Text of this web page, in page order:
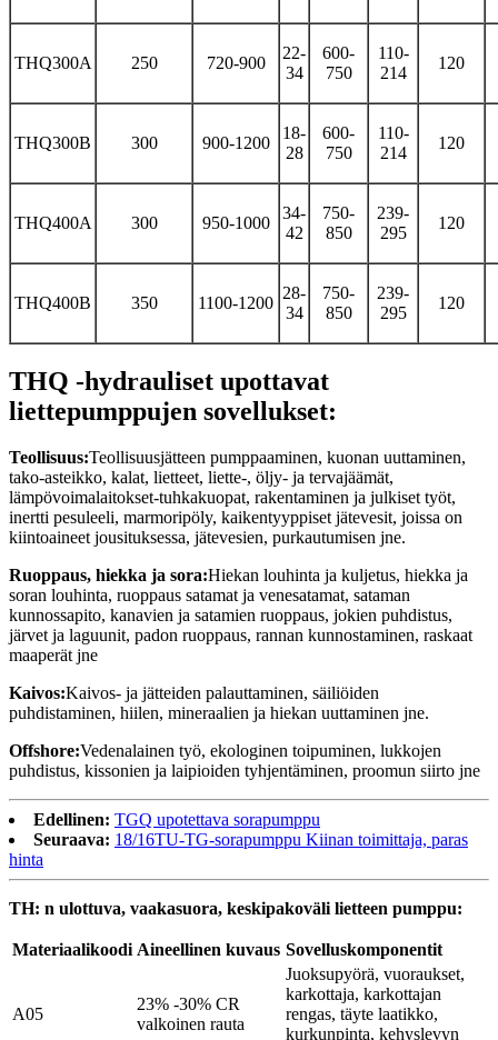
THQ300A 250 720-900
22-
34
600-
750
110-
214
120
THQ300B 300 900-1200
18-
28
600-
750
110-
214
120
THQ400A 300 950-1000
34-
42
750-
850
239-
295
120
THQ400B 350 1100-1200
28-
34
750-
850
239-
295
120
THQ -hydrauliset upottavat
liettepumppujen sovellukset:
Teollisuus:Teollisuusjätteen pumppaaminen, kuonan uuttaminen,
tako-asteikko, kalat, lietteet, liette-, öljy- ja tervajäämät,
lämpövoimalaitokset-tuhkakuopat, rakentaminen ja julkiset työt,
inertti pesuleeli, marmoripöly, kaikentyyppiset jätevesit, joissa on
kiintoaineet jousituksessa, jätevesien, purkautumisen jne.
Ruoppaus, hiekka ja sora:Hiekan louhinta ja kuljetus, hiekka ja
soran louhinta, ruoppaus satamat ja venesatamat, sataman
kunnossapito, kanavien ja satamien ruoppaus, jokien puhdistus,
järvet ja laguunit, padon ruoppaus, rannan kunnostaminen, raskaat
maaperät jne
Kaivos:Kaivos- ja jätteiden palauttaminen, säiliöiden
puhdistaminen, hiilen, mineraalien ja hiekan uuttaminen jne.
Offshore:Vedenalainen työ, ekologinen toipuminen, lukkojen
puhdistus, kissonien ja laipioiden tyhjentäminen, proomun siirto jne
Edellinen: TGQ upotettava sorapumppu
Seuraava: 18/16TU-TG-sorapumppu Kiinan toimittaja, paras
hinta
TH: n ulottuva, vaakasuora, keskipakoväli lietteen pumppu:
Materiaalikoodi Aineellinen kuvaus Sovelluskomponentit
A05
23% -30% CR
valkoinen rauta
Juoksupyörä, vuoraukset,
karkottaja, karkottajan
rengas, täyte laatikko,
kurkunpinta, kehyslevyn